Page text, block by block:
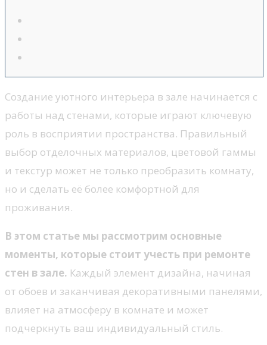
Создание уютного интерьера в зале начинается с
работы над стенами, которые играют ключевую
роль в восприятии пространства. Правильный
выбор отделочных материалов, цветовой гаммы
и текстур может не только преобразить комнату,
но и сделать её более комфортной для
проживания.
В этом статье мы рассмотрим основные
моменты, которые стоит учесть при ремонте
стен в зале. Каждый элемент дизайна, начиная
от обоев и заканчивая декоративными панелями,
влияет на атмосферу в комнате и может
подчеркнуть ваш индивидуальный стиль.